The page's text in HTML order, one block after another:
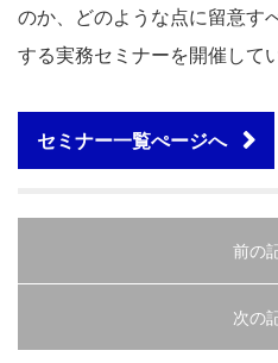
のか、どのような点に留意す
する実務セミナーを開催して
セミナー一覧ぺージへ
前の
次の